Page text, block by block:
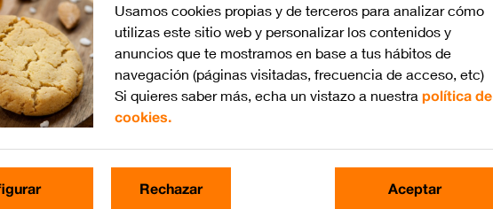
Usamos cookies propias y de terceros para analizar cómo
utilizas este sitio web y personalizar los contenidos y
anuncios que te mostramos en base a tus hábitos de
navegación (páginas visitadas, frecuencia de acceso, etc)
Si quieres saber más, echa un vistazo a nuestra política de
cookies.
Rechazar Aceptar